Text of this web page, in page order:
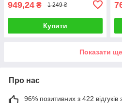
949,24 ₴ 1 249 ₴
Купити
Показати ще
Про нас
96% позитивних з 422 відгуків